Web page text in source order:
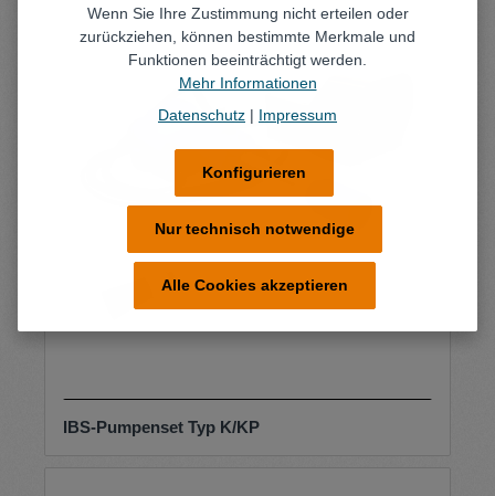
IBS-Pumpenset Typ K/KP
Wenn Sie Ihre Zustimmung nicht erteilen oder
zurückziehen, können bestimmte Merkmale und
Funktionen beeinträchtigt werden.
Mehr Informationen
Datenschutz | Impressum
Nur technisch notwendige
Konfigurieren
Alle Cookies akzeptieren